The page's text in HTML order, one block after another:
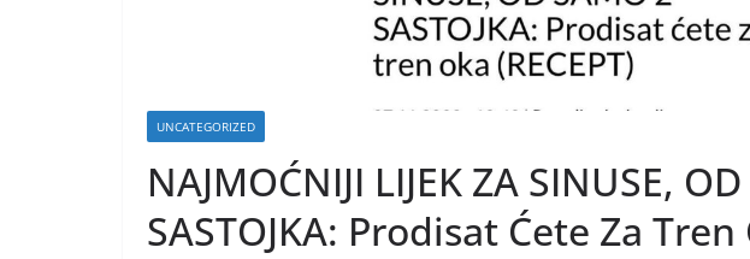
UNCATEGORIZED
NAJMOĆNIJI LIJEK ZA SINUSE,
SASTOJKA: Prodisat Ćete Za Tren